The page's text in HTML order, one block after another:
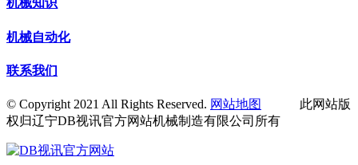
机械知识
机械自动化
联系我们
© Copyright 2021 All Rights Reserved. 网站地图
此网站版
权归辽宁DB视讯官方网站机械制造有限公司所有